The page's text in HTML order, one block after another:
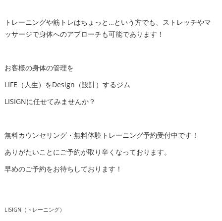
トレーニングや筋トレはちょっと…という方でも、ストレッチやマ
ッサージで身体へのアプローチも可能であります！
お客様の身体の管理を
LIFE（人生）をDesign（設計）するジム
LISIGNに任せてみませんか？
無料カウンセリング・無料体験トレーニング予約受付中です！
ありがたいことにご予約が取り辛くなっております。
早めのご予約をお待ちしております！
LISIGN（トレーニング）